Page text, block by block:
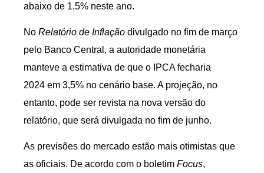
abaixo de 1,5% neste ano.
No Relatório de Inflação divulgado no fim de março
pelo Banco Central, a autoridade monetária
manteve a estimativa de que o IPCA fecharia
2024 em 3,5% no cenário base. A projeção, no
entanto, pode ser revista na nova versão do
relatório, que será divulgada no fim de junho.
As previsões do mercado estão mais otimistas que
as oficiais. De acordo com o boletim Focus,